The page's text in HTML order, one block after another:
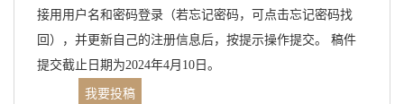
接用用户名和密码登录（若忘记密码，可点击忘记密码找
回），并更新自己的注册信息后，按提示操作提交。 稿件
提交截止日期为2024年4月10日。
我要投稿